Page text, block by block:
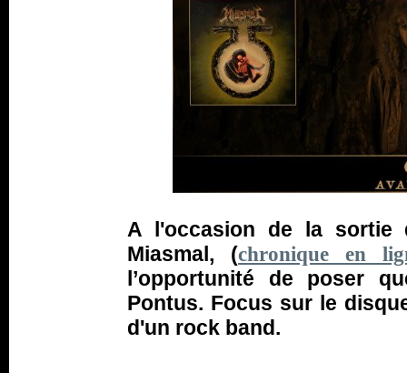
A l'occasion de la sortie
Miasmal, (chronique en
l’opportunité de poser
Pontus. Focus sur le
d'un rock band.